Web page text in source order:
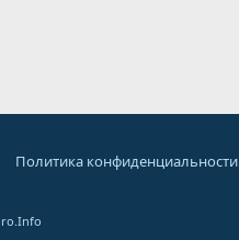
Политика конфиденциальности